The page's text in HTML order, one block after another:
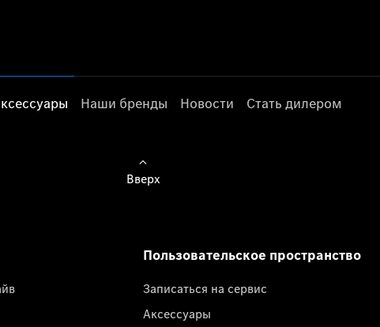
Наши бренды Новости Стать дилером
Вверх
Пользовательское пространство
Записаться на сервис
Аксессуары